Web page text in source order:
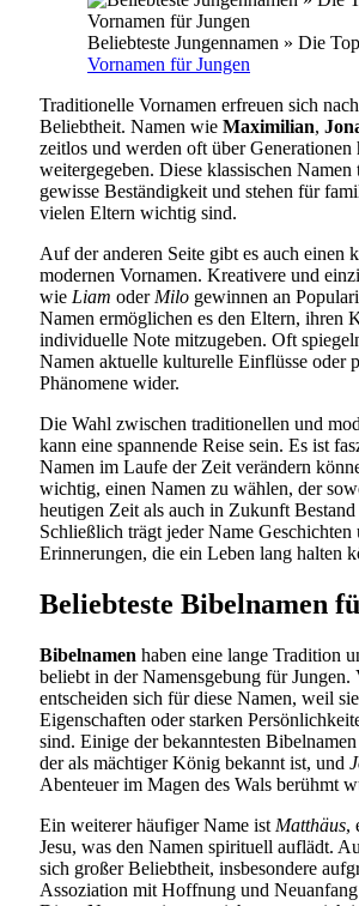
Beliebteste Jungennamen » Die
Vornamen für Jungen
Traditionelle Vornamen erfreuen sich
Beliebtheit. Namen wie Maximilian,
zeitlos und werden oft über Generationen
weitergegeben. Diese klassischen Namen
gewisse Beständigkeit und stehen für
vielen Eltern wichtig sind.
Auf der anderen Seite gibt es auch einen
modernen Vornamen. Kreativere und
wie Liam oderMilo gewinnen an
Namen ermöglichen es den Eltern, ihren
individuelle Note mitzugeben. Oft
Namen aktuelle kulturelle Einflüsse oder
Phänomene wider.
Die Wahl zwischen traditionellen und
kann eine spannende Reise sein. Es ist
Namen im Laufe der Zeit verändern
wichtig, einen Namen zu wählen, der
heutigen Zeit als auch in Zukunft Bestand
Schließlich trägt jeder Name Geschichten
Erinnerungen, die ein Leben lang halten
Beliebteste Bibelnamen
Bibelnamen haben eine lange Tradition
beliebt in der Namensgebung für Jungen.
entscheiden sich für diese Namen, weil
Eigenschaften oder starken
sind. Einige der bekanntesten Bibelnamen
der als mächtiger König bekannt ist, und
Abenteuer im Magen des Wals berühmt
Ein weiterer häufiger Name ist Matthäus,
Jesu, was den Namen spirituell auflädt.
sich großer Beliebtheit, insbesondere
Assoziation mit Hoffnung und